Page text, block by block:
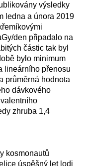
výsledky
ledna a února 2019
den připadalo na
částic tak byl
bylo minimum
lineárního přenosu
průměrná hodnota
dávkového
zhruba 1,4
kosmonautů
úspěšný let lodi